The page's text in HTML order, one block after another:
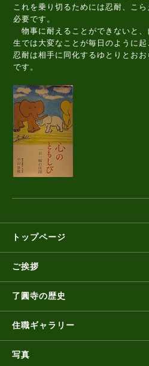
これを乗り切るためには忍耐、こ
必要です。
物事に耐えることができないと、
生では大変なことが毎日のように起
忍耐は相手に同化するゆとりとお
です。
トップページ
ご挨拶
了圓寺の歴史
住職ギャラリー
写真